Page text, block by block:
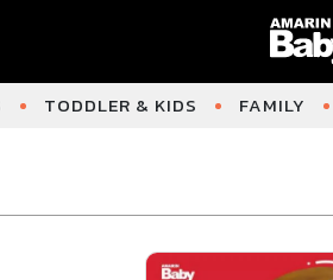
TODDLER & KIDS FAMILY